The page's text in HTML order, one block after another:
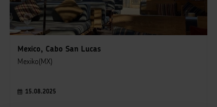
Mexico, Cabo San Lucas
Mexiko(MX)
15.08.2025